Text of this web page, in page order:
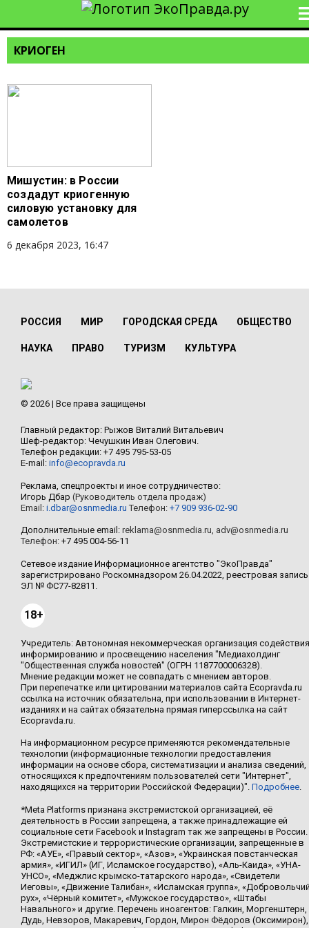
КРИОГЕН
Мишустин: в России
создадут криогенную
силовую установку для
самолетов
6 декабря 2023, 16:47
РОССИЯ МИР ГОРОДСКАЯ СРЕДА ОБЩЕСТВО
НАУКА ПРАВО ТУРИЗМ КУЛЬТУРА
© 2026 | Все права защищены
Главный редактор: Рыжов Виталий Витальевич
Шеф-редактор: Чечушкин Иван Олегович.
Телефон редакции: +7 495 795-53-05
E-mail: info@ecopravda.ru
Реклама, спецпроекты и иное сотрудничество:
Игорь Дбар (Руководитель отдела продаж)
Email: i.dbar@osnmedia.ru Телефон: +7 909 936-02-90
Дополнительные email: reklama@osnmedia.ru, adv@osnmedia.ru
Телефон: +7 495 004-56-11
Сетевое издание Информационное агентство "ЭкоПравда"
зарегистрировано Роскомнадзором 26.04.2022, реестровая запись
ЭЛ № ФС77-82811.
18+
Учредитель: Автономная некоммерческая организация содействия
информированию и просвещению населения "Медиахолдинг
"Общественная служба новостей" (ОГРН 1187700006328).
Мнение редакции может не совпадать с мнением авторов.
При перепечатке или цитировании материалов сайта Ecopravda.ru
ссылка на источник обязательна, при использовании в Интернет-
изданиях и на сайтах обязательна прямая гиперссылка на сайт
Ecopravda.ru.
На информационном ресурсе применяются рекомендательные
технологии (информационные технологии предоставления
информации на основе сбора, систематизации и анализа сведений,
относящихся к предпочтениям пользователей сети "Интернет",
находящихся на территории Российской Федерации)". Подробнее.
*Meta Platforms признана экстремистской организацией, её
деятельность в России запрещена, а также принадлежащие ей
социальные сети Facebook и Instagram так же запрещены в России.
Экстремистские и террористические организации, запрещенные в
РФ: «АУЕ», «Правый сектор», «Азов», «Украинская повстанческая
армия», «ИГИЛ» (ИГ, Исламское государство), «Аль-Каида», «УНА-
УНСО», «Меджлис крымско-татарского народа», «Свидетели
Иеговы», «Движение Талибан», «Исламская группа»,
рух», «Чёрный комитет», «Мужское государство», «Штабы
Навального» и другие. Перечень иноагентов: Галкин, Моргенштерн,
Дудь, Невзоров, Макаревич, Гордон, Мирон Фёдоров (Оксимирон),